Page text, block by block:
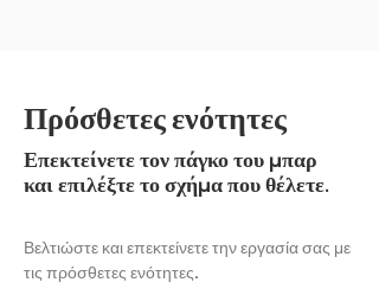
Πρόσθετες ενότητες
Επεκτείνετε τον πάγκο του μπαρ
και επιλέξτε το σχήμα που θέλετε.
Βελτιώστε και επεκτείνετε την εργασία σας με
τις πρόσθετες ενότητες.